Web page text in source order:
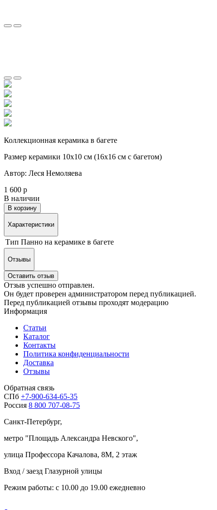
Коллекционная керамика в багете
Размер керамики 10х10 см (16х16 см с багетом)
Автор: Леся Немоляева
1 600 р
В наличии
В корзину
Характеристики
Тип Панно на керамике в багете
Отзывы
Оставить отзыв
Отзыв успешно отправлен.
Он будет проверен администратором перед публикацией.
Перед публикацией отзывы проходят модерацию
Информация
Статьи
Каталог
Контакты
Политика конфиденциальности
Доставка
Отзывы
Обратная связь
СПб +7-900-634-65-35
Россия 8 800 707-08-75
Санкт-Петербург,
метро "Площадь Александра Невского",
улица Профессора Качалова, 8М, 2 этаж
Вход / заезд Глазурной улицы
Режим работы: с 10.00 до 19.00 ежедневно